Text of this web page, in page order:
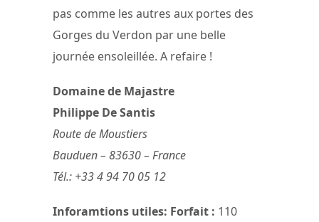
pas comme les autres aux portes des
Gorges du Verdon par une belle
journée ensoleillée. A refaire !
Domaine de Majastre
Philippe De Santis
Route de Moustiers
Bauduen – 83630 – France
Tél.: +33 4 94 70 05 12
Inforamtions utiles: Forfait : 110